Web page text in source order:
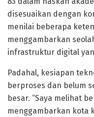
disesuaikan dengan
menilai beberapa
menggambarkan
infrastruktur digital
Padahal, kesiapan
berproses dan belum
besar. “Saya melihat
menggambarkan kota